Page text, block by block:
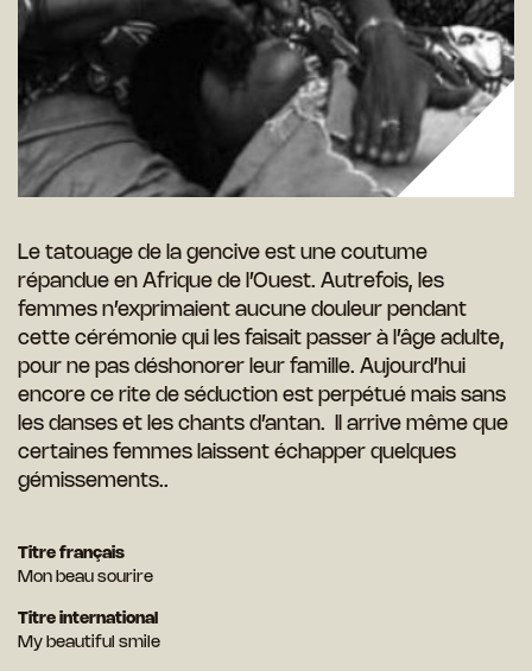
Le tatouage de la gencive est une coutume
répandue en Afrique de l’Ouest. Autrefois, les
femmes n’exprimaient aucune douleur pendant
cette cérémonie qui les faisait passer à l’âge adulte,
pour ne pas déshonorer leur famille. Aujourd’hui
encore ce rite de séduction est perpétué mais sans
les danses et les chants d’antan. Il arrive même que
certaines femmes laissent échapper quelques
gémissements..
Titre français
Mon beau sourire
Titre international
My beautiful smile